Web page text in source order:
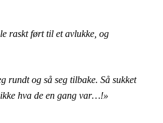
raskt ført til et avlukke, og
rundt og så seg tilbake. Så sukket
hva de en gang var…!»